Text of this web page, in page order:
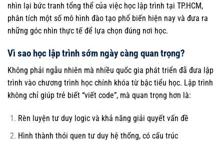
nhìn lại bức tranh tổng thể của việc học lập trình tại TP.HCM,
phân tích một số mô hình đào tạo phổ biến hiện nay và đưa ra
những góc nhìn thực tế để lựa chọn đúng nơi học.
Vì sao học lập trình sớm ngày càng quan trọng?
Không phải ngẫu nhiên mà nhiều quốc gia phát triển đã đưa lập
trình vào chương trình học chính khóa từ bậc tiểu học. Lập trình
không chỉ giúp trẻ biết “viết code”, mà quan trọng hơn là:
Rèn luyện tư duy logic và khả năng giải quyết vấn đề
Hình thành thói quen tư duy hệ thống, có cấu trúc